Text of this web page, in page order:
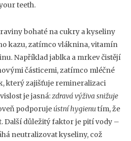
teeth.
bohaté na cukry a kyseliny
kazu, zatímco vláknina, vitamín
Například jablka a mrkev čistějí
částicemi, zatímco mléčné
který zajišťuje remineralizaci
je jasná:zdravá výživa snižuje
podporuje ústní hygienutím, že
Další důležitý faktor je pití vody –
neutralizovat kyseliny, což